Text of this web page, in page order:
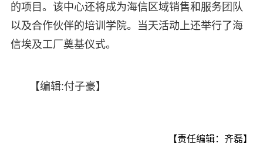
的项目。该中心还将成为海信区域销售和服务团队
以及合作伙伴的培训学院。当天活动上还举行了海
信埃及工厂奠基仪式。
【编辑:付子豪】
【责任编辑：齐磊】